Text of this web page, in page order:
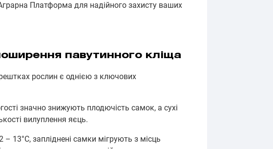
Платформа для надійного захисту ваших
павутинного кліща
рослин є однією з ключових
значно знижують плодючість самок, а сухі
вилуплення яєць.
13°С, запліднені самки мігрують з місць